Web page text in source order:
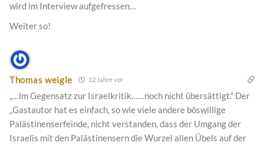
wird im Interview aufgefressen…
Weiter so!
Thomas weigle 12 Jahre vor
„…im Gegensatz zur Israelkritik……noch nicht übersättigt.“ Der
„Gastautor hat es einfach, so wie viele andere böswillige
Palästinenserfeinde, nicht verstanden, dass der Umgang der
Israelis mit den Palästinensern die Wurzel allen Übels auf der